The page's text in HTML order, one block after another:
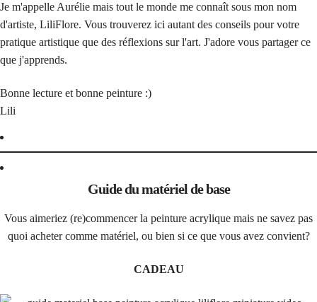
Je m'appelle Aurélie mais tout le monde me connaît sous mon nom
d'artiste, LiliFlore. Vous trouverez ici autant des conseils pour votre
pratique artistique que des réflexions sur l'art. J'adore vous partager ce
que j'apprends.
Bonne lecture et bonne peinture :)
Lili
Guide du matériel de base
Vous aimeriez (re)commencer la peinture acrylique mais ne savez pas
quoi acheter comme matériel, ou bien si ce que vous avez convient?
CADEAU